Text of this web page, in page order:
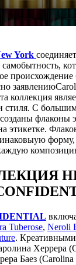
York
заявлению
коллекция
стиля. С
флаконы
этикетке.
форму,
Tuberose, Neroli
.
Херрера
Баез (Carolina